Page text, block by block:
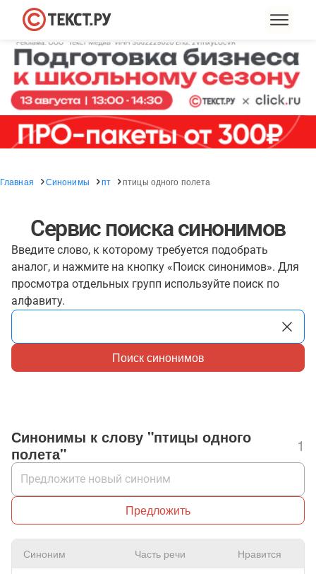
Главная Синонимы пт птицы одного полета
Сервис поиска синонимов
Введите слово, к которому требуется подобрать
аналог, и нажмите на кнопку «Поиск синонимов». Для
просмотра отдельных групп используйте поиск по
алфавиту.
Поиск синонимов
Синонимы к слову "птицы одного
полета"
1
Предложить
Синоним Часть речи Нравится